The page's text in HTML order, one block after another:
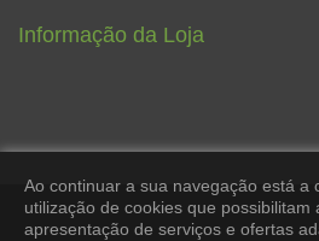
Informação da Loja
Ao continuar a sua navegação está a
utilização de cookies que possibilitam
apresentação de serviços e ofertas